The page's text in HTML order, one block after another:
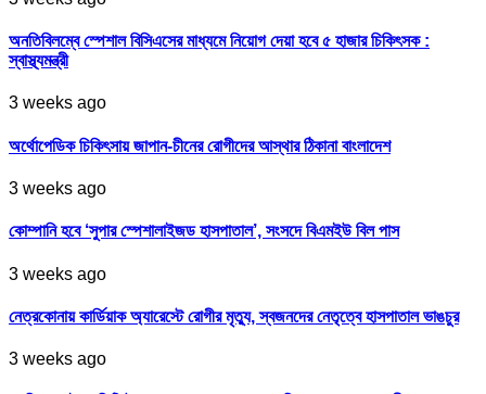
অনতিবিলম্বে স্পেশাল বিসিএসের মাধ্যমে নিয়োগ দেয়া হবে ৫ হাজার চিকিৎসক :
স্বাস্থ্যমন্ত্রী
3 weeks ago
অর্থোপেডিক চিকিৎসায় জাপান-চীনের রোগীদের আস্থার ঠিকানা বাংলাদেশ
3 weeks ago
কোম্পানি হবে ‘সুপার স্পেশালাইজড হাসপাতাল’, সংসদে বিএমইউ বিল পাস
3 weeks ago
নেত্রকোনায় কার্ডিয়াক অ্যারেস্টে রোগীর মৃত্যু, স্বজনদের নেতৃত্বে হাসপাতাল ভাঙচুর
3 weeks ago